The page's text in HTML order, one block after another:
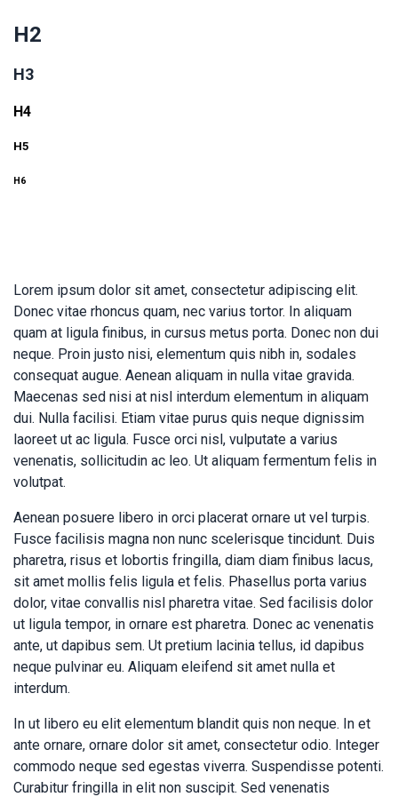
H2
H3
H4
H5
H6
Lorem ipsum dolor sit amet, consectetur adipiscing elit.
Donec vitae rhoncus quam, nec varius tortor. In aliquam
quam at ligula finibus, in cursus metus porta. Donec non dui
neque. Proin justo nisi, elementum quis nibh in, sodales
consequat augue. Aenean aliquam in nulla vitae gravida.
Maecenas sed nisi at nisl interdum elementum in aliquam
dui. Nulla facilisi. Etiam vitae purus quis neque dignissim
laoreet ut ac ligula. Fusce orci nisl, vulputate a varius
venenatis, sollicitudin ac leo. Ut aliquam fermentum felis in
volutpat.
Aenean posuere libero in orci placerat ornare ut vel turpis.
Fusce facilisis magna non nunc scelerisque tincidunt. Duis
pharetra, risus et lobortis fringilla, diam diam finibus lacus,
sit amet mollis felis ligula et felis. Phasellus porta varius
dolor, vitae convallis nisl pharetra vitae. Sed facilisis dolor
ut ligula tempor, in ornare est pharetra. Donec ac venenatis
ante, ut dapibus sem. Ut pretium lacinia tellus, id dapibus
neque pulvinar eu. Aliquam eleifend sit amet nulla et
interdum.
In ut libero eu elit elementum blandit quis non neque. In et
ante ornare, ornare dolor sit amet, consectetur odio. Integer
commodo neque sed egestas viverra. Suspendisse potenti.
Curabitur fringilla in elit non suscipit. Sed venenatis